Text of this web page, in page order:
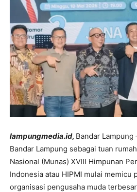
lampungmedia.id, Bandar Lampung
Bandar Lampung sebagai tuan
Nasional (Munas) XVIII Himpunan
Indonesia atau HIPMI mulai memicu
organisasi pengusaha muda